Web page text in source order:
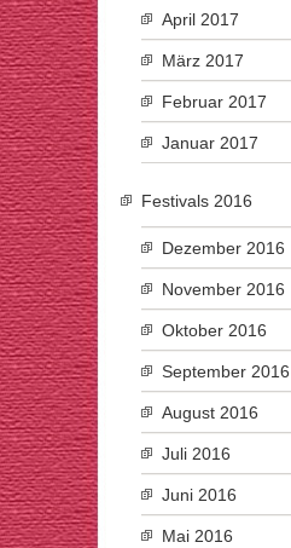
April 2017
März 2017
Februar 2017
Januar 2017
Festivals 2016
Dezember 2016
November 2016
Oktober 2016
September 2016
August 2016
Juli 2016
Juni 2016
Mai 2016